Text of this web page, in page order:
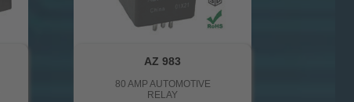
AZ 983
80 AMP AUTOMOTIVE
RELAY